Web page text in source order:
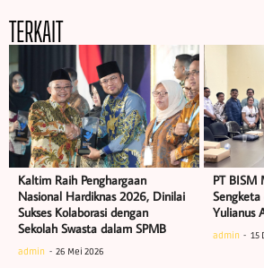
TERKAIT
Kaltim Raih Penghargaan
Nasional Hardiknas 2026, Dinilai
Sukses Kolaborasi dengan
Sekolah Swasta dalam SPMB
admin 26 Mei 2026
PT BISM
Yulianus
admin 15